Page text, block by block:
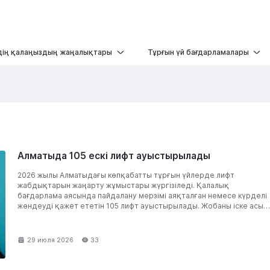
қалаңыздың жаңалықтары Тұрғын үй бағдарламалары
Алматыда 105 ескі лифт ауыстырылады
2026 жылы Алматыдағы көпқабатты тұрғын үйлерде лифт
жабдықтарын жаңарту жұмыстары жүргізіледі. Қалалық
бағдарлама аясында пайдалану мерзімі аяқталған немесе күрделі
жөндеуді қажет ететін 105 лифт ауыстырылады. Жобаны іске
29 июля 2026 33